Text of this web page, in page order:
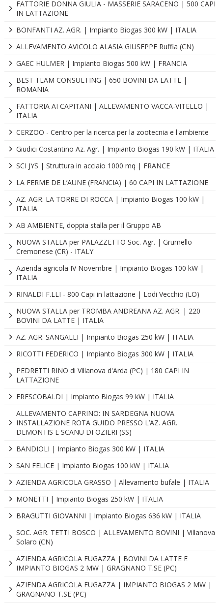
FATTORIE DONNA GIULIA - MASSERIE SARACENO | 500 CAPI
IN LATTAZIONE
BONFANTI AZ. AGR. | Impianto Biogas 300 kW | ITALIA
ALLEVAMENTO AVICOLO ALASIA GIUSEPPE Ruffia (CN)
GAEC HULMER | Impianto Biogas 500 kW | FRANCIA
BEST TEAM CONSULTING | 650 BOVINI DA LATTE |
ROMANIA
FATTORIA AI CAPITANI | ALLEVAMENTO VACCA-VITELLO |
ITALIA
CERZOO - Centro per la ricerca per la zootecnia e l'ambiente
Giudici Costantino Az. Agr. | Impianto Biogas 190 kW | ITALIA
SCI JYS | Struttura in acciaio 1000 mq | FRANCE
LA FERME DE L’AUNE (FRANCIA) | 60 CAPI IN LATTAZIONE
AZ. AGR. LA TORRE DI ROCCA | Impianto Biogas 100 kW |
ITALIA
AB AMBIENTE, doppia stalla per il Gruppo AB
NUOVA STALLA per PALAZZETTO Soc. Agr. | Grumello
Cremonese (CR) - ITALY
Azienda agricola IV Novembre | Impianto Biogas 100 kW |
ITALIA
RINALDI F.LLI - 800 Capi in lattazione | Lodi Vecchio (LO)
NUOVA STALLA per TROMBA ANDREANA AZ. AGR. | 220
BOVINI DA LATTE | ITALIA
AZ. AGR. SANGALLI | Impianto Biogas 250 kW | ITALIA
RICOTTI FEDERICO | Impianto Biogas 300 kW | ITALIA
PEDRETTI RINO di Villanova d'Arda (PC) | 180 CAPI IN
LATTAZIONE
FRESCOBALDI | Impianto Biogas 99 kW | ITALIA
ALLEVAMENTO CAPRINO: IN SARDEGNA NUOVA
INSTALLAZIONE ROTA GUIDO PRESSO L’AZ. AGR.
DEMONTIS E SCANU DI OZIERI (SS)
BANDIOLI | Impianto Biogas 300 kW | ITALIA
SAN FELICE | Impianto Biogas 100 kW | ITALIA
AZIENDA AGRICOLA GRASSO | Allevamento bufale | ITALIA
MONETTI | Impianto Biogas 250 kW | ITALIA
BRAGUTTI GIOVANNI | Impianto Biogas 636 kW | ITALIA
SOC. AGR. TETTI BOSCO | ALLEVAMENTO BOVINI | Villanova
Solaro (CN)
AZIENDA AGRICOLA FUGAZZA | BOVINI DA LATTE E
IMPIANTO BIOGAS 2 MW | GRAGNANO T.SE (PC)
AZIENDA AGRICOLA FUGAZZA | IMPIANTO BIOGAS 2 MW |
GRAGNANO T.SE (PC)